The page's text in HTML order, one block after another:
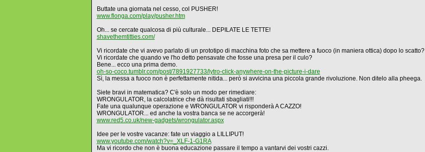
Buttate una giornata nel cesso, col PUSHER!
www.flonga.com/play/pusher.htm
Oh... se cercate qualcosa di più culturale... DEPILATE LE TETTE!
shavethemtitties.com/
Vi ricordate che vi avevo parlato di un prototipo di macchina foto che sa mettere a fuoco (in maniera ottica) dopo lo scatto?
Vi ricordate che quando ve l'ho detto pensavate che fosse una presa per il culo?
Bene... ecco una prima demo.
oh-so-coco.tumblr.com/post/7891927733/lytro-click-anywhere-on-the-picture-i-dare
Sì, la messa a fuoco non è perfettamente nitida... però si avvicina una piccola grande rivoluzione. Non ditelo alla pheega.
Siete bravi in matematica? C'è solo un modo per rimediare:
WRONGULATOR, la calcolatrice che dà risultati sbagliati!!!
Fate una qualunque operazione e WRONGULATOR vi risponderà A CAZZO!
WRONGULATOR... ed anche la vostra banca se ne accorgerà!
www.red5.co.uk/new-gadgets/wrongulator.aspx
Idee per le vostre vacanze: fate un viaggio a LILLIPUT!
www.youtube.com/watch?v=_XLF-1-G1RA
Ma vi ricordo che non è buona educazione passare il tempo a vantarvi dei vostri cazzi.